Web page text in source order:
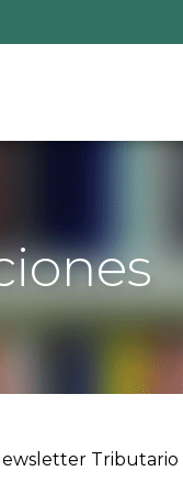
de
Tributario